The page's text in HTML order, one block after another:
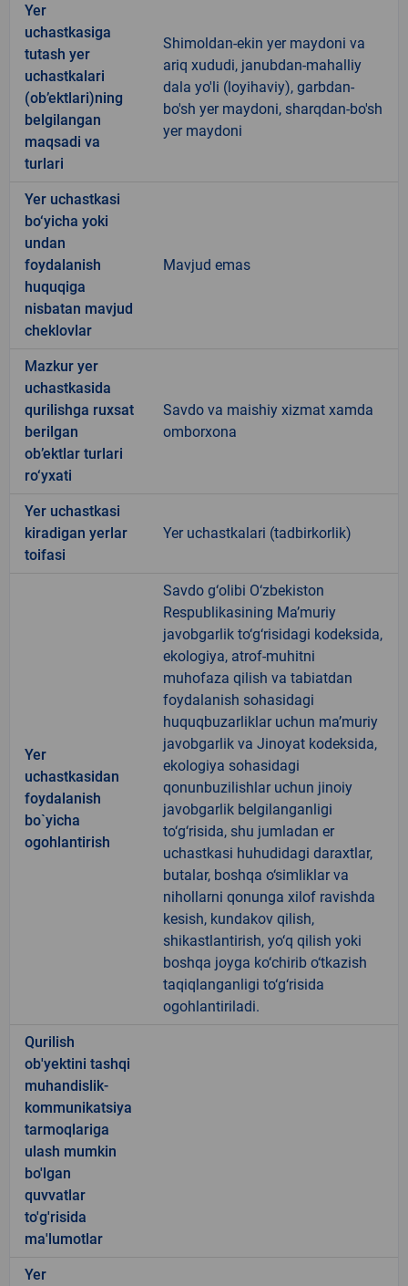
Yer
uchastkasiga
tutash yer
uchastkalari
(ob’ektlari)ning
belgilangan
maqsadi va
turlari
Shimoldan-ekin yer maydoni va
ariq xududi, janubdan-mahalliy
dala yo'li (loyihaviy), garbdan-
bo'sh yer maydoni, sharqdan-bo'sh
yer maydoni
Yer uchastkasi
bo‘yicha yoki
undan
foydalanish
huquqiga
nisbatan mavjud
cheklovlar
Mavjud emas
Mazkur yer
uchastkasida
qurilishga ruxsat
berilgan
ob’ektlar turlari
ro‘yxati
Savdo va maishiy xizmat xamda
omborxona
Yer uchastkasi
kiradigan yerlar
toifasi
Yer uchastkalari (tadbirkorlik)
Yer
uchastkasidan
foydalanish
bo`yicha
ogohlantirish
Savdo g‘olibi O‘zbekiston
Respublikasining Ma’muriy
javobgarlik to‘g‘risidagi kodeksida,
ekologiya, atrof-muhitni
muhofaza qilish va tabiatdan
foydalanish sohasidagi
huquqbuzarliklar uchun ma’muriy
javobgarlik va Jinoyat kodeksida,
ekologiya sohasidagi
qonunbuzilishlar uchun jinoiy
javobgarlik belgilanganligi
to‘g‘risida, shu jumladan er
uchastkasi huhudidagi daraxtlar,
butalar, boshqa o‘simliklar va
nihollarni qonunga xilof ravishda
kesish, kundakov qilish,
shikastlantirish, yo‘q qilish yoki
boshqa joyga ko‘chirib o‘tkazish
taqiqlanganligi to‘g‘risida
ogohlantiriladi.
Qurilish
ob'yektini tashqi
muhandislik-
kommunikatsiya
tarmoqlariga
ulash mumkin
bo'lgan
quvvatlar
to'g'risida
ma'lumotlar
Yer